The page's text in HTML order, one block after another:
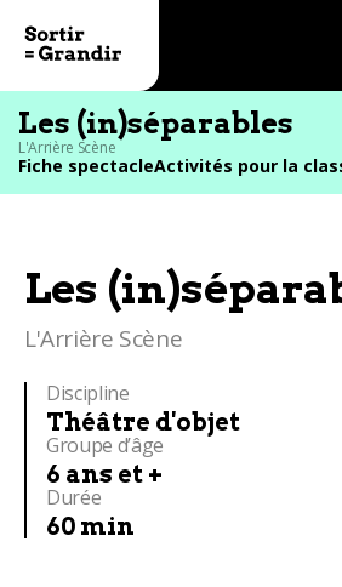
Les (in)séparables
L'Arrière Scène
Fiche spectacleActivités pour la
Les
L'Arrière Scène
Discipline
Théâtre d'objet
Groupe d’âge
6 ans et +
Durée
60 min